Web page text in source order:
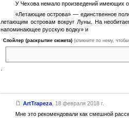
У Чехова немало произведений имеющих
«Летающие острова» — единственное
летающим островам вокруг Луны. На
напоминающее русскую водку» и
Спойлер (раскрытие сюжета) (кликните по нему,
ArtTrapeza, 18 февраля 2018 г.
Мне это рекомендовали как смешной